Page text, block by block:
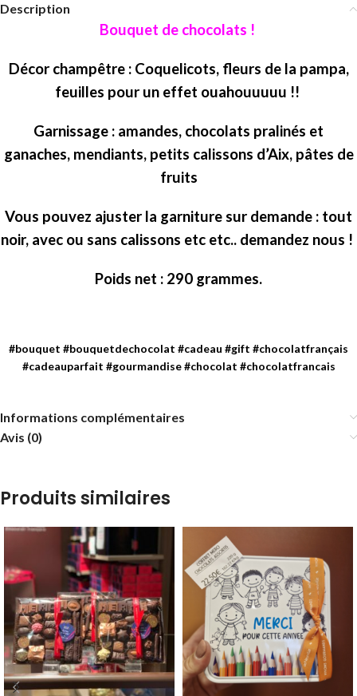
Description
Bouquet de chocolats !
Décor champêtre : Coquelicots, fleurs de la pampa,
feuilles pour un effet ouahouuuuu !!
Garnissage : amandes, chocolats pralinés et
ganaches, mendiants, petits calissons d’Aix, pâtes de
fruits
Vous pouvez ajuster la garniture sur demande : tout
noir, avec ou sans calissons etc etc.. demandez nous !
Poids net : 290 grammes.
#bouquet #bouquetdechocolat #cadeau #gift #chocolatfrançais
#cadeauparfait #gourmandise #chocolat #chocolatfrancais
Informations complémentaires
Avis (0)
Produits similaires